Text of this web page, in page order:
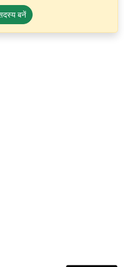
बनें